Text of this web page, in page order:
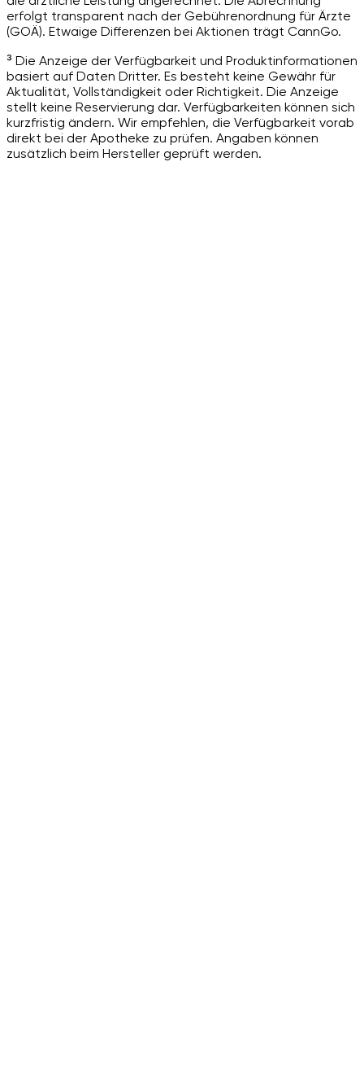
erfolgt transparent nach der Gebührenordnung für Ärzte
(GOÄ). Etwaige Differenzen bei Aktionen trägt CannGo.
³ Die Anzeige der Verfügbarkeit und Produktinformationen
basiert auf Daten Dritter. Es besteht keine Gewähr für
Aktualität, Vollständigkeit oder Richtigkeit. Die Anzeige
stellt keine Reservierung dar. Verfügbarkeiten können sich
kurzfristig ändern. Wir empfehlen, die Verfügbarkeit vorab
direkt bei der Apotheke zu prüfen. Angaben können
zusätzlich beim Hersteller geprüft werden.